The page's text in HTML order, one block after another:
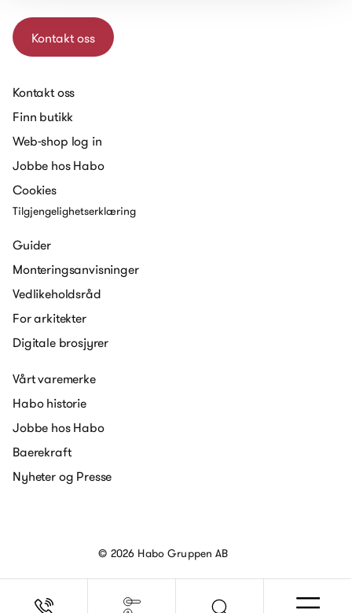
Kontakt oss
Kontakt oss
Finn butikk
Web-shop log in
Jobbe hos Habo
Cookies
Tilgjengelighetserklæring
Guider
Monteringsanvisninger
Vedlikeholdsråd
For arkitekter
Digitale brosjyrer
Vårt varemerke
Habo historie
Jobbe hos Habo
Baerekraft
Nyheter og Presse
© 2026 Habo Gruppen AB